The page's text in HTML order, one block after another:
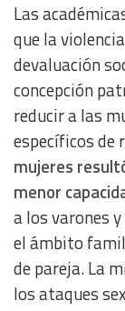
Las
que la
devaluación
concepción
reducir a las
específicos de
mujeres
menor
a los varones
el ámbito
de pareja. La
los ataques